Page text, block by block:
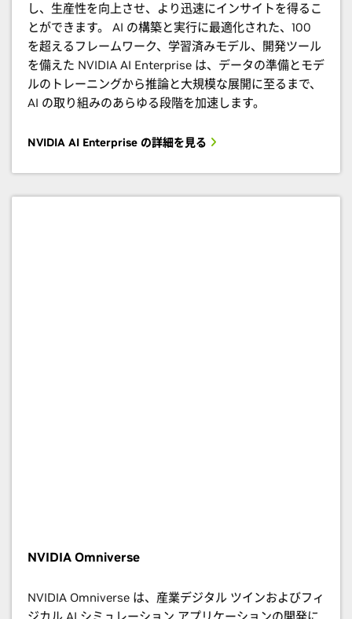
し、生産性を向上させ、より迅速にインサイトを得るこ
とができます。 AI の構築と実行に最適化された、100
を超えるフレームワーク、学習済みモデル、開発ツール
を備えた NVIDIA AI Enterprise は、データの準備とモデ
ルのトレーニングから推論と大規模な展開に至るまで、
AI の取り組みのあらゆる段階を加速します。
NVIDIA AI Enterprise の詳細を見る
NVIDIA Omniverse
NVIDIA Omniverse は、産業デジタル ツインおよびフィ